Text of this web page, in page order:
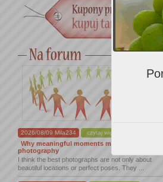
2026/08/09 Mila234 czytaj więcej...
Why meaningful moments matter in
photography
I think the best photographs are not only about
beautiful locations or perfect poses. They ...